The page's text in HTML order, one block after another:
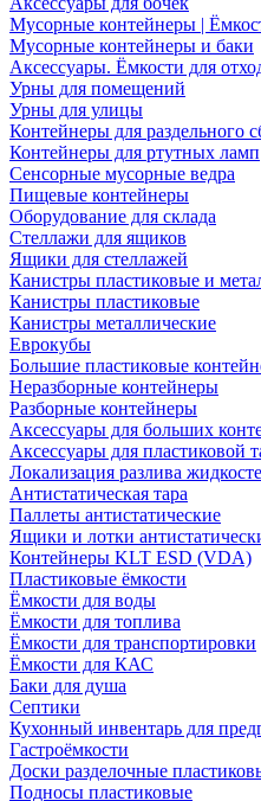
Мусорные контейнеры |
Мусорные контейнеры и баки
Аксессуары. Ёмкости для
Урны для помещений
Урны для улицы
Контейнеры для раздельного
Контейнеры для ртутных ламп
Сенсорные мусорные ведра
Пищевые контейнеры
Оборудование для склада
Стеллажи для ящиков
Ящики для стеллажей
Канистры пластиковые и
Канистры пластиковые
Канистры металлические
Еврокубы
Большие пластиковые
Неразборные контейнеры
Разборные контейнеры
Аксессуары для больших
Аксессуары для пластиковой
Локализация разлива
Антистатическая тара
Паллеты антистатические
Ящики и лотки
Контейнеры KLT ESD (VDA)
Пластиковые ёмкости
Ёмкости для воды
Ёмкости для топлива
Ёмкости для транспортировки
Ёмкости для КАС
Баки для душа
Септики
Кухонный инвентарь для
Гастроёмкости
Доски разделочные
Подносы пластиковые